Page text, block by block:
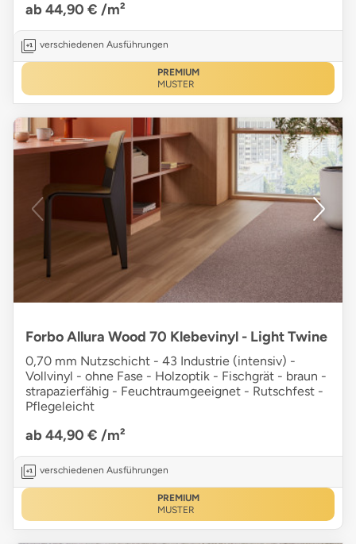
ab 44,90 € /m²
verschiedenen Ausführungen
PREMIUM
MUSTER
Forbo Allura Wood 70 Klebevinyl - Light Twine
0,70 mm Nutzschicht - 43 Industrie (intensiv) -
Vollvinyl - ohne Fase - Holzoptik - Fischgrät - braun -
strapazierfähig - Feuchtraumgeeignet - Rutschfest -
Pflegeleicht
ab 44,90 € /m²
verschiedenen Ausführungen
PREMIUM
MUSTER